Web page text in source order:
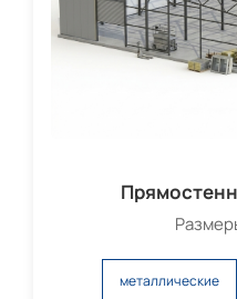
металлические